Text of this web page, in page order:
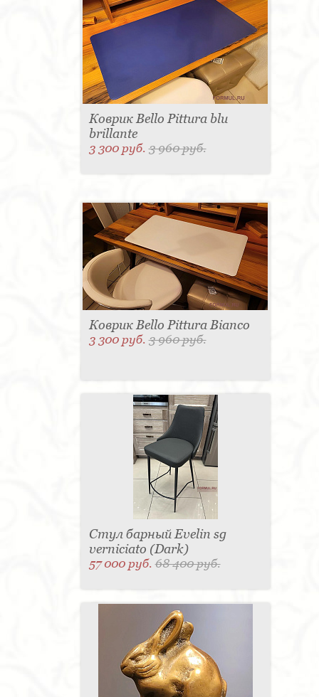
Коврик Bello Pittura blu
brillante
3 300 руб.3 960 руб.
Коврик Bello Pittura Bianco
3 300 руб.3 960 руб.
Стул барный Evelin sg
verniciato (Dark)
57 000 руб.68 400 руб.